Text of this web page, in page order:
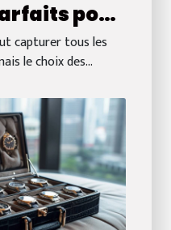
pour
capturer tous les
le choix des...